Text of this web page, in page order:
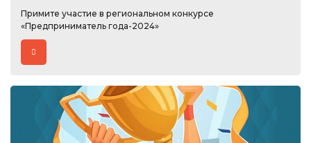
Примите участие в региональном конкурсе
«Предприниматель года-2024»